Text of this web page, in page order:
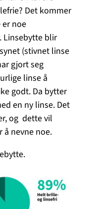
Det kommer
noe
Linsebytte blir
(stivnet linse
gjort seg
linse å
godt. Da bytter
en ny linse. Det
og dette vil
å nevne noe.